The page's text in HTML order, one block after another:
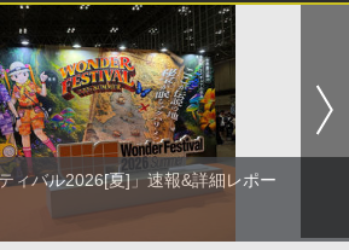
ィバル2026[夏]」速報&詳細レポー